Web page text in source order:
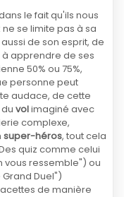
le fait qu'ils nous
se limite pas à sa
aussi de son esprit, de
apprendre de ses
50% ou 75%,
personne peut
audace, de cette
volimaginé avec
complexe,
super-héros, tout cela
quiz comme celui
vous ressemble") ou
Grand Duel")
de manière